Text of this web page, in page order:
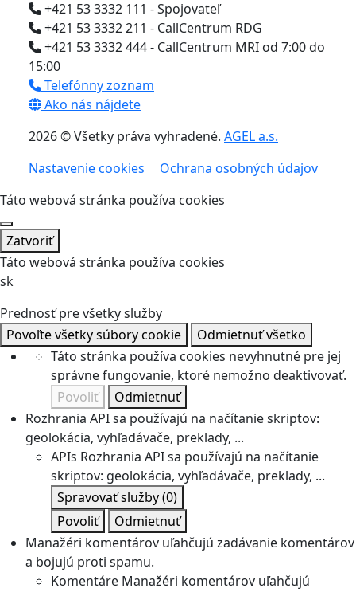
+421 53 3332 111 - Spojovateľ
+421 53 3332 211 - CallCentrum RDG
+421 53 3332 444 - CallCentrum MRI od 7:00 do
15:00
Telefónny zoznam
Ako nás nájdete
2026 © Všetky práva vyhradené. AGEL a.s.
Nastavenie cookies
Ochrana osobných údajov
Táto webová stránka používa cookies
Zatvoriť
Táto webová stránka používa cookies
sk
Prednosť pre všetky služby
Povoľte všetky súbory cookie
Odmietnuť všetko
Táto stránka používa cookies nevyhnutné pre jej
správne fungovanie, ktoré nemožno deaktivovať.
Povoliť
Odmietnuť
Rozhrania API sa používajú na načítanie skriptov:
geolokácia, vyhľadávače, preklady, ...
APIs Rozhrania API sa používajú na načítanie
skriptov: geolokácia, vyhľadávače, preklady, ...
Spravovať služby(0)
Povoliť
Odmietnuť
Manažéri komentárov uľahčujú zadávanie komentárov
a bojujú proti spamu.
Komentáre Manažéri komentárov uľahčujú